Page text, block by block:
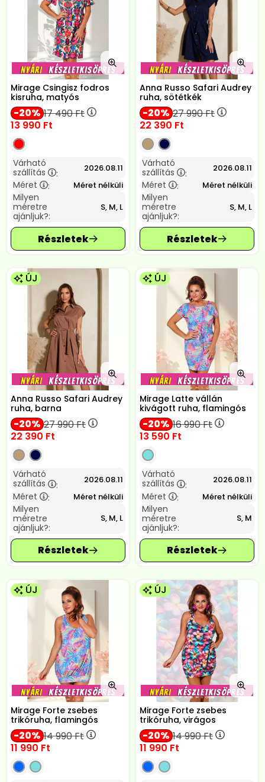
Mirage Csingisz fodros
kisruha, matyós
20 17 490Ft
13 990 Ft
Várható
szállítás
: 2026.08.11
Méret : Méret nélküli
Milyen
méretre
ajánljuk?:
S, M, L
Anna Russo Safari Audrey
ruha, sötétkék
20 27 990Ft
22 390 Ft
Várható
szállítás
: 2026.08.11
Méret : Méret nélküli
Milyen
méretre
ajánljuk?:
S, M, L
ÚJ
Anna Russo Safari Audrey
ruha, barna
20 27 990Ft
22 390 Ft
Várható
szállítás
: 2026.08.11
Méret : Méret nélküli
Milyen
méretre
ajánljuk?:
S, M, L
ÚJ
Mirage Latte vállán
kivágott ruha, flamingós
20 16 990Ft
13 590 Ft
Várható
szállítás
: 2026.08.11
Méret : Méret nélküli
Milyen
méretre
ajánljuk?:
S, M
ÚJ
Mirage Forte zsebes
trikóruha, flamingós
20 14 990Ft
11 990 Ft
ÚJ
Mirage Forte zsebes
trikóruha, virágos
20 14 990Ft
11 990 Ft